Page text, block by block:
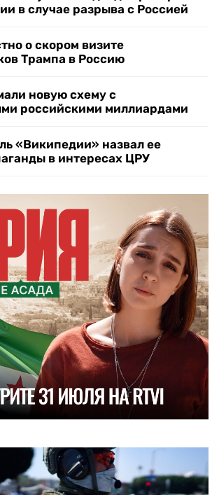
в случае разрыва с Россией
о скором визите
Трампа в Россию
новую схему с
российскими миллиардами
«Википедии» назвал ее
в интересах ЦРУ